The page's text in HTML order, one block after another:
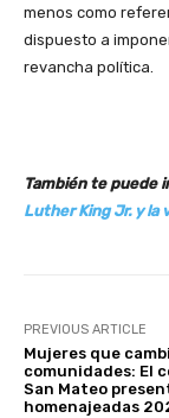
menos como
dispuesto a
revancha política.
También te puede
Luther King Jr. y la
PREVIOUS ARTICLE
Mujeres que
comunidades: El
San Mateo
homenajeadas